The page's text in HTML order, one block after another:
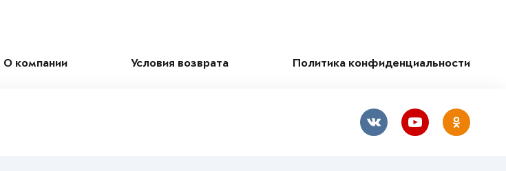
О компании Условия возврата Политика конфиденциальности